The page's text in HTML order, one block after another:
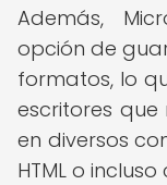
Además,
opción de
formatos, lo
escritores
en diversos
HTML o